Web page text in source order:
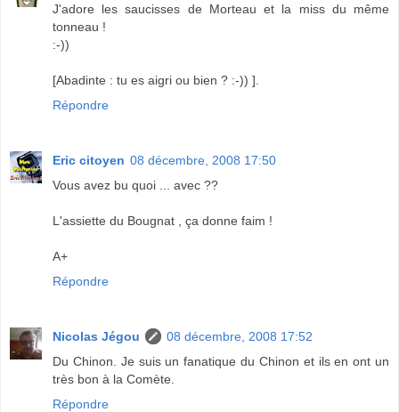
J'adore les saucisses de Morteau et la miss du même
tonneau !
:-))
[Abadinte : tu es aigri ou bien ? :-)) ].
Répondre
Eric citoyen 08 décembre, 2008 17:50
Vous avez bu quoi ... avec ??
L'assiette du Bougnat , ça donne faim !
A+
Répondre
Nicolas Jégou
08 décembre, 2008 17:52
Du Chinon. Je suis un fanatique du Chinon et ils en ont un
très bon à la Comète.
Répondre